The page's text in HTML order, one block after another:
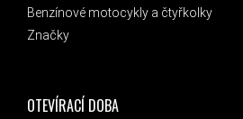
Benzínové motocykly a čtyřkolky
Značky
OTEVÍRACÍ DOBA